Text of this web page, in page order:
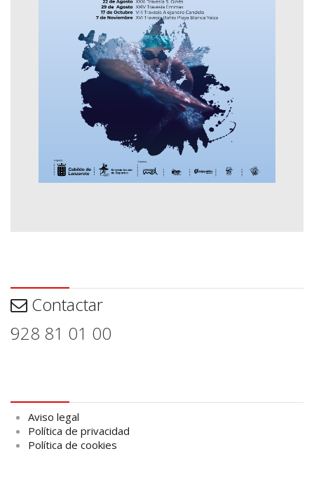
Contactar
928 81 01 00
Aviso legal
Política de privacidad
Política de cookies